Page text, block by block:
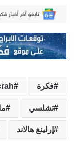
فكرة
تشلسي
إرلينغ هالاند